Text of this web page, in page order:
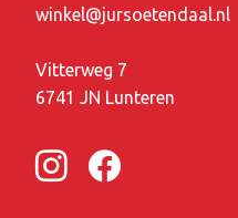
winkel@jursoetendaal.nl
Vitterweg 7
6741 JN Lunteren